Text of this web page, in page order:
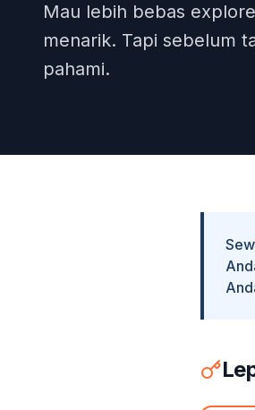
Mau lebih bebas
menarik. Tapi sebelum
pahami.